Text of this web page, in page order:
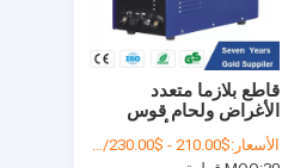
قاطع بلازما متعدد
الأغراض ولحام قوس
عالي التردد يبدأ
الأسعار:$210.00 - $230.00/Pieces